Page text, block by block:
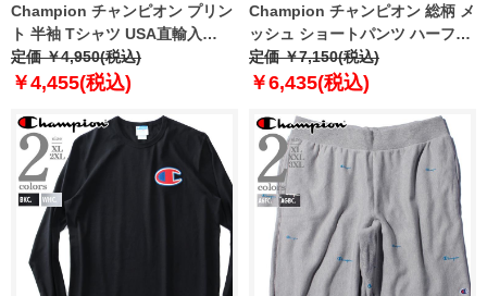
Champion チャンピオン プリン
ト 半袖 Tシャツ USA直輸入
gt353-y08254
定価 ￥4,950(税込)
￥4,455(税込)
Champion チャンピオン 総柄 メ
ッシュ ショートパンツ ハーフパ
ンツ ショーツ USA直輸入
81622p
定価 ￥7,150(税込)
￥6,435(税込)